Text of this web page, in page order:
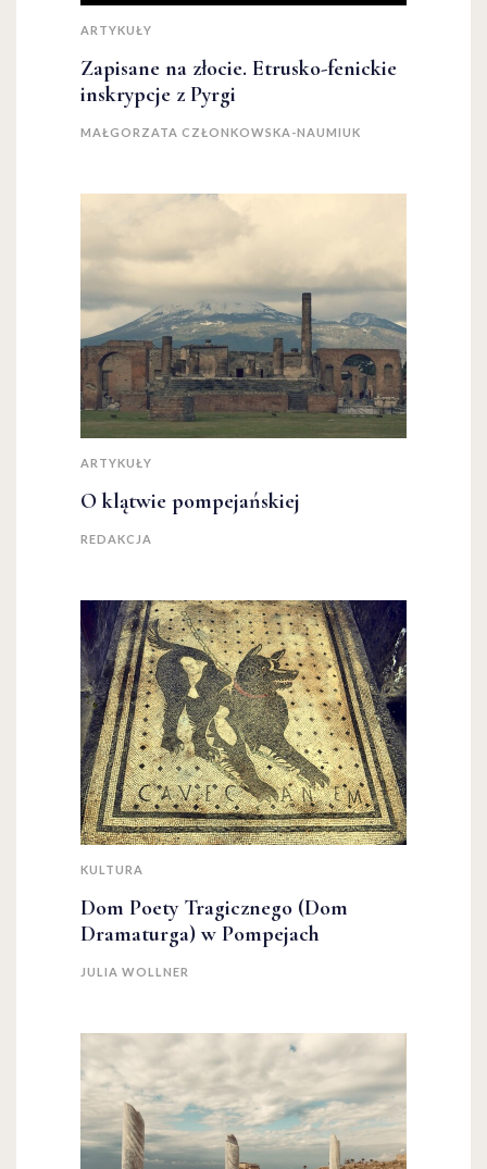
ARTYKUŁY
Zapisane na złocie. Etrusko-fenickie
inskrypcje z Pyrgi
MAŁGORZATA CZŁONKOWSKA-NAUMIUK
ARTYKUŁY
O klątwie pompejańskiej
REDAKCJA
KULTURA
Dom Poety Tragicznego (Dom
Dramaturga) w Pompejach
JULIA WOLLNER